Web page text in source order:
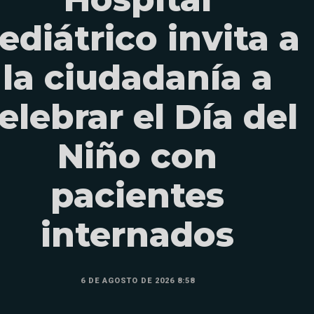
invita a
la ciudadanía a
el Día del
Niño con
pacientes
internados
6 DE AGOSTO DE 2026 8:58